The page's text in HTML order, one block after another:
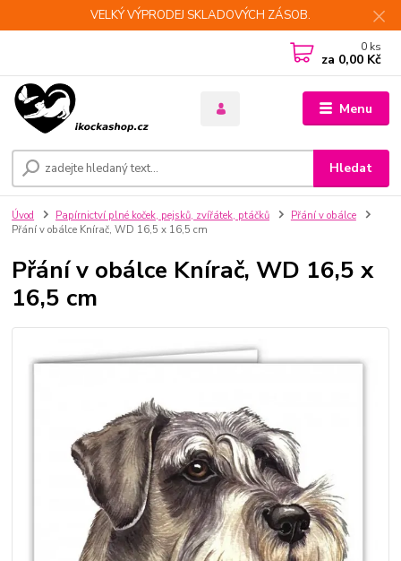
VELKÝ VÝPRODEJ SKLADOVÝCH ZÁSOB.
Menu
Hledat
0 ks
za 0,00 Kč
Úvod Papírnictví plné koček, pejsků, zvířátek, ptáčků
Přání v obálce
Přání v obálce Knírač, WD 16,5 x 16,5 cm
Přání v obálce Knírač, WD 16,5 x
16,5 cm